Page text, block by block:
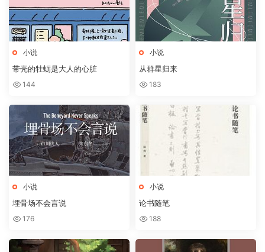
小说
带壳的牡蛎是大人的心脏
144
小说
从群星归来
183
小说
埋骨场不会言说
176
小说
论书随笔
188